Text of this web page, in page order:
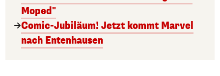
Moped"
Comic-Jubiläum! Jetzt kommt Marvel
nach Entenhausen